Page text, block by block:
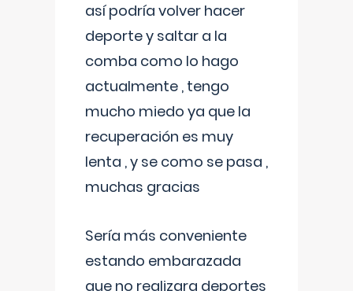
así podría volver hacer
deporte y saltar a la
comba como lo hago
actualmente , tengo
mucho miedo ya que la
recuperación es muy
lenta , y se como se pasa ,
muchas gracias
Sería más conveniente
estando embarazada
que no realizara deportes